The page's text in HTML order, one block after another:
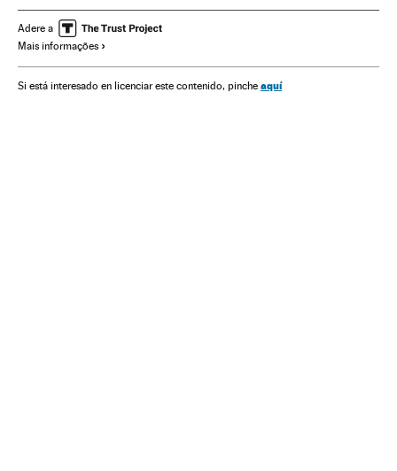
Ficha Limpa Justiça Federal
Partido dos Trabalhadores
Corrupção política Legislação Brasileira Poder judicial
Adere a
Mais informações
Si está interesado en licenciar este contenido, pinche aquí